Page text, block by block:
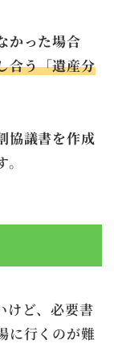
かった場合
合う「遺産分
協議書を作成
けど、必要書
に行くのが難